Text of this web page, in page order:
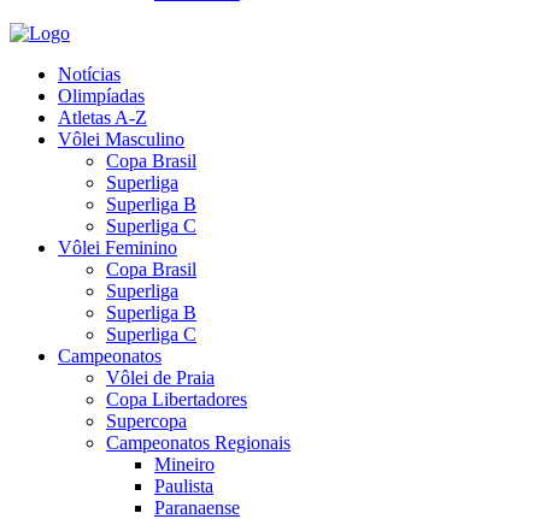
Notícias
Olimpíadas
Atletas A-Z
Vôlei Masculino
Copa Brasil
Superliga
Superliga B
Superliga C
Vôlei Feminino
Copa Brasil
Superliga
Superliga B
Superliga C
Campeonatos
Vôlei de Praia
Copa Libertadores
Supercopa
Campeonatos Regionais
Mineiro
Paulista
Paranaense